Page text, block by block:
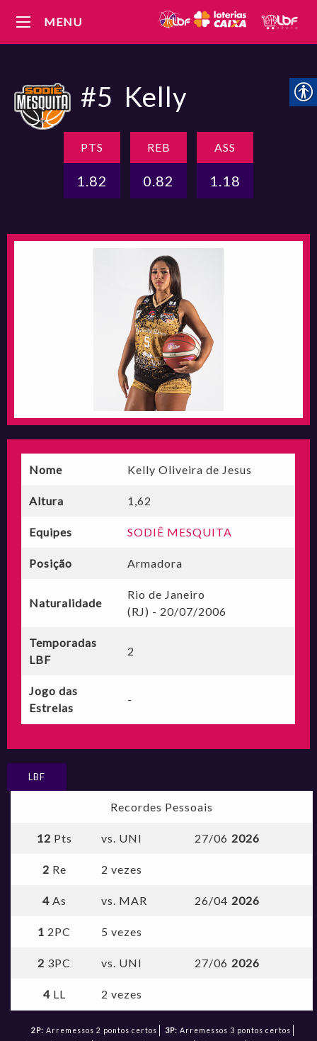
MENU
#5 Kelly
PTS
1.82
REB
0.82
ASS
1.18
Nome Kelly Oliveira de Jesus
Altura 1,62
Equipes SODIÊ MESQUITA
Posição Armadora
Naturalidade
Rio de Janeiro
(RJ) - 20/07/2006
Temporadas
LBF
2
Jogo das
Estrelas
-
LBF
Recordes Pessoais
12 Pts vs. UNI 27/06 2026
2 Re 2 vezes
4 As vs. MAR 26/04 2026
1 2PC 5 vezes
2 3PC vs. UNI 27/06 2026
4 LL 2 vezes
2P: Arremessos 2 pontos certos 3P: Arremessos 3 pontos certos